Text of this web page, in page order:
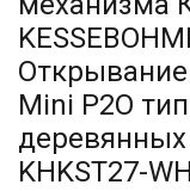
Mini P2O
KHKST27-WH